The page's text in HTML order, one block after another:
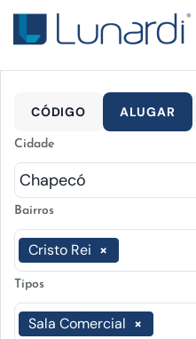
CÓDIGO ALUGAR
Cidade
Bairros
×
Cristo Rei
Tipos
×
Sala Comercial